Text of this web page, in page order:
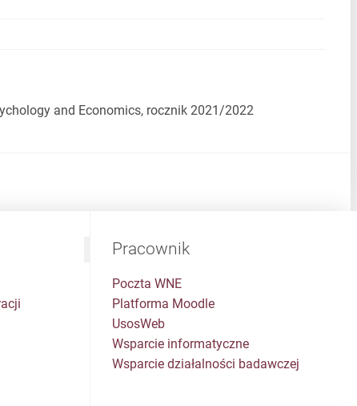
and Economics, rocznik 2021/2022
Pracownik
Poczta WNE
Platforma Moodle
UsosWeb
Wsparcie informatyczne
Wsparcie działalności badawczej